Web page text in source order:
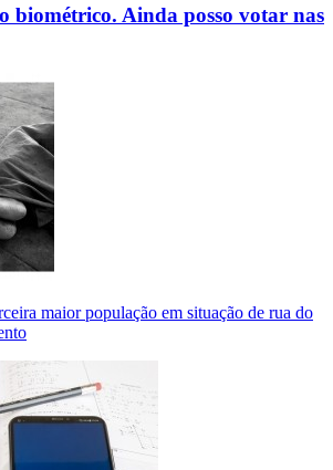
biométrico. Ainda posso votar nas
maior população em situação de rua do